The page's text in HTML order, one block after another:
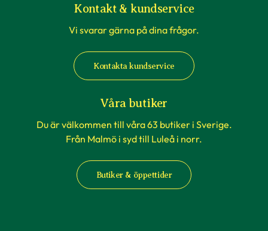
Kontakt & kundservice
Vi svarar gärna på dina frågor.
Kontakta kundservice
Våra butiker
Du är välkommen till våra 63 butiker i Sverige.
Från Malmö i syd till Luleå i norr.
Butiker & öppettider